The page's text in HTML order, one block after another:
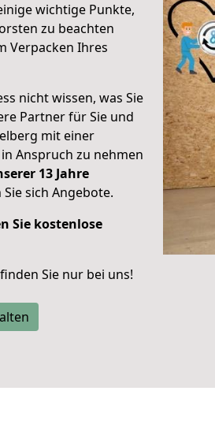
wichtige Punkte,
zu beachten
Verpacken Ihres
nicht wissen, was Sie
Partner für Sie und
mit einer
Anspruch zu nehmen
13 Jahre
sich Angebote.
Sie kostenlose
Sie nur bei uns!